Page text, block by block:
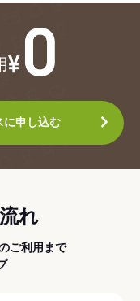
に申し込む
れ
ご利用まで